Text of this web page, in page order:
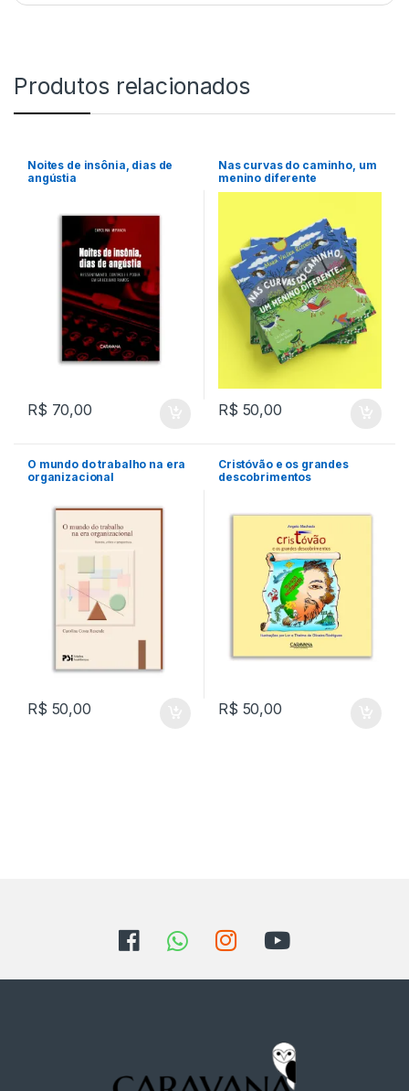
Produtos relacionados
Noites de insônia, dias de
angústia
R$ 70,00
Nas curvas do caminho, um
menino diferente
R$ 50,00
O mundo do trabalho na era
organizacional
R$ 50,00
Cristóvão e os grandes
descobrimentos
R$ 50,00